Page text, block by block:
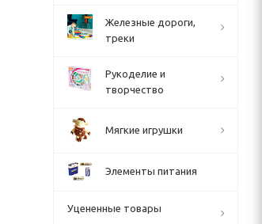
Железные дороги,
треки
Рукоделие и
творчество
Мягкие игрушки
Элементы питания
Уцененные товары